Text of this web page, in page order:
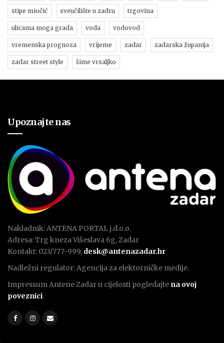
stipe miočić sveučilište u zadru trgovina
ulicama moga grada voda vodovod
vremenska prognoza vrijeme zadar zadarska županija
zadar street style šime vrsaljko
Upoznajte nas
Nakladnik: ANTENA PORTAL j.d.o.o.
Adresa: Trg kneza Višeslava 6g, Zadar
Kontakt: 023/777-999, desk@antenazadar.hr
Nadležni regulator: Agencija za elektorničke medije.
Impressum Antene Zadar u cijelosti pogledajte na ovoj
poveznici.